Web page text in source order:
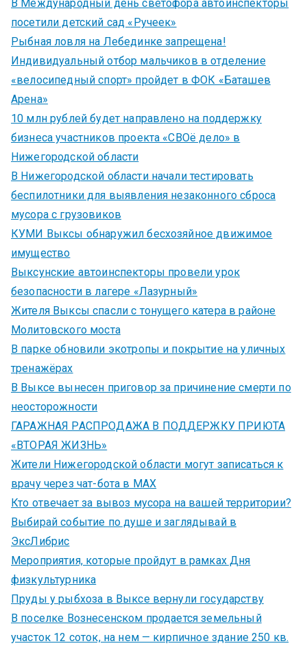
В Международный день светофора автоинспекторы
посетили детский сад «Ручеек»
Рыбная ловля на Лебединке запрещена!
Индивидуальный отбор мальчиков в отделение
«велосипедный спорт» пройдет в ФОК «Баташев
Арена»
10 млн рублей будет направлено на поддержку
бизнеса участников проекта «СВОё дело» в
Нижегородской области
В Нижегородской области начали тестировать
беспилотники для выявления незаконного сброса
мусора с грузовиков
КУМИ Выксы обнаружил бесхозяйное движимое
имущество
Выксунские автоинспекторы провели урок
безопасности в лагере «Лазурный»
Жителя Выксы спасли с тонущего катера в районе
Молитовского моста
В парке обновили экотропы и покрытие на уличных
тренажёрах
В Выксе вынесен приговор за причинение смерти по
неосторожности
ГАРАЖНАЯ РАСПРОДАЖА В ПОДДЕРЖКУ ПРИЮТА
«ВТОРАЯ ЖИЗНЬ»
Жители Нижегородской области могут записаться к
врачу через чат-бота в MAX
Кто отвечает за вывоз мусора на вашей территории?
Выбирай событие по душе и заглядывай в
ЭксЛибрис
Мероприятия, которые пройдут в рамках Дня
физкультурника
Пруды у рыбхоза в Выксе вернули государству
В поселке Вознесенском продается земельный
участок 12 соток, на нем — кирпичное здание 250 кв.